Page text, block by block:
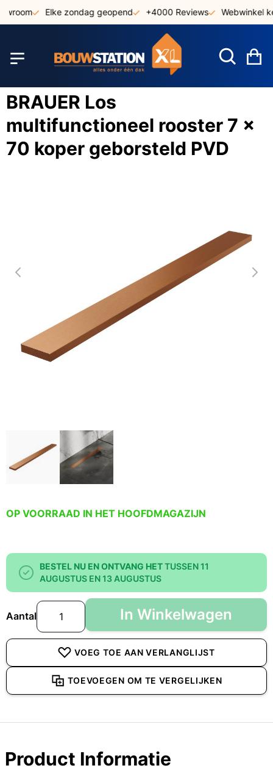
naar
Elke zondag geopend +4000 Reviews Webwinkel
BRAUER Los
multifunctioneel rooster 7 x
70 koper geborsteld PVD
OP VOORRAAD IN HET HOOFDMAGAZIJN
BESTEL NU EN ONTVANG HETTUSSEN 11
AUGUSTUS EN 13 AUGUSTUS
Aantal In Winkelwagen
VOEG TOE AAN VERLANGLIJST
TOEVOEGEN OM TE VERGELIJKEN
Product Informatie